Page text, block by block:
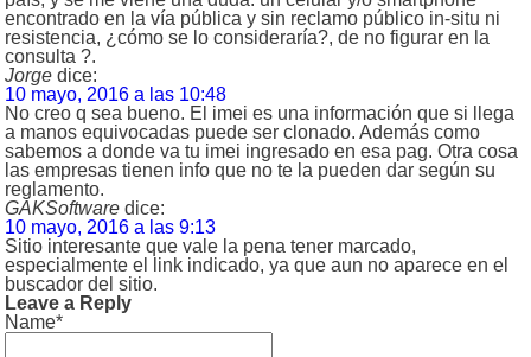
encontrado en la vía pública y sin reclamo público in-situ ni
resistencia, ¿cómo se lo consideraría?, de no figurar en la
consulta ?.
Jorge dice:
10 mayo, 2016 a las 10:48
No creo q sea bueno. El imei es una información que si llega
a manos equivocadas puede ser clonado. Además como
sabemos a donde va tu imei ingresado en esa pag. Otra cosa
las empresas tienen info que no te la pueden dar según su
reglamento.
GAKSoftware dice:
10 mayo, 2016 a las 9:13
Sitio interesante que vale la pena tener marcado,
especialmente el link indicado, ya que aun no aparece en el
buscador del sitio.
Leave a Reply
Name*